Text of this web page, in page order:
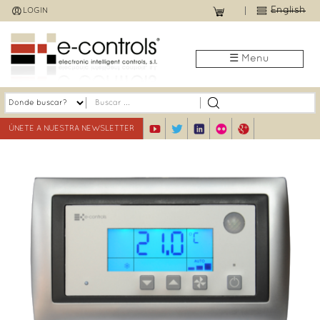
Jump
to
navigation
LOGIN English
☰ Menu
ÚNETE A NUESTRA NEWSLETTER